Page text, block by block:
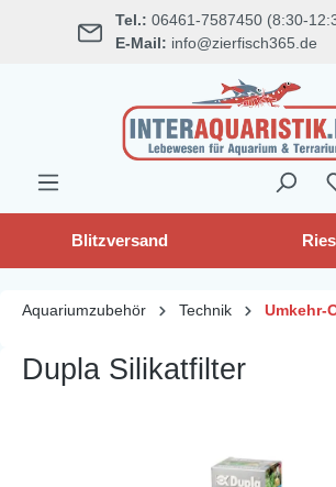
springen Tel.: 06461-7587450 (8:30-
E-Mail: info@zierfisch365.de
Blitzversand
Aquariumzubehör Technik Umkehr-
Dupla Silikatfilter
Bildergalerie überspringen